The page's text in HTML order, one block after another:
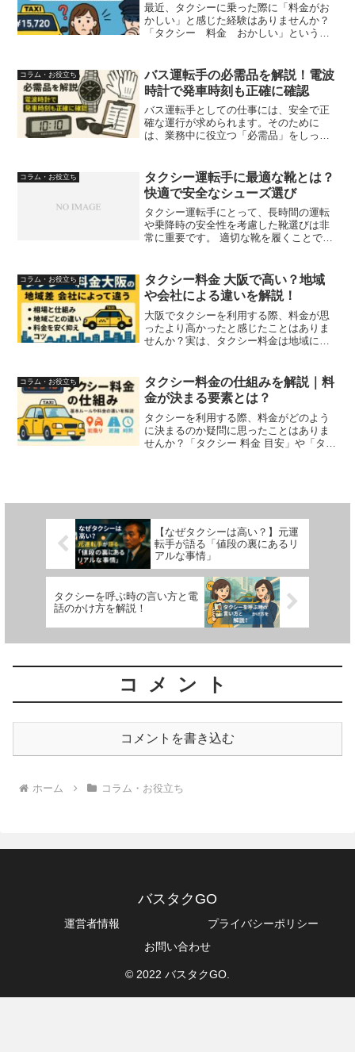
最近、タクシーに乗った際に「料金がお
かしい」と感じた経験はありませんか？
「タクシー 料金 おかしい」というキ
動に不信感を抱いた経験があるようで
す。この記事では、タクシー...
コラム・お役立ち
バス運転手の必需品を解説！電波
時計で発車時刻も正確に確認
バス運転手としての仕事には、安全で正
確な運行が求められます。そのために
は、業務中に役立つ「必需品」をしっか
せて発車時刻を正確に把握するための強
力なツールとして、多くの運転...
コラム・お役立ち
タクシー運転手に最適な靴とは？
快適で安全なシューズ選び
タクシー運転手にとって、長時間の運転
や乗降時の安全性を考慮した靴選びは非
常に重要です。 適切な靴を履くことで、
運転手におすすめの靴の選び方や、具体
的なおすすめシューズ...
コラム・お役立ち
タクシー料金 大阪で高い？地域
や会社による違いを解説！
大阪でタクシーを利用する際、料金が思
ったより高かったと感じたことはありま
せんか？実は、タクシー料金は地域によ
シー 料金 大阪」「タクシー 料金 地域
差」「タクシー 料...
コラム・お役立ち
タクシー料金の仕組みを解説｜料
金が決まる要素とは？
タクシーを利用する際、料金がどのよう
に決まるのか疑問に思ったことはありま
せんか？「タクシー 料金 目安」や「タク
【なぜタクシーは高い？】元運
転手が語る「値段の裏にあるリ
アルな事情」
タクシーを呼ぶ時の言い方と電
話のかけ方を解説！
コメント
コメントを書き込む
ホーム コラム・お役立ち
バスタクGO
運営者情報
プライバシーポリシー
お問い合わせ
© 2022 バスタクGO.